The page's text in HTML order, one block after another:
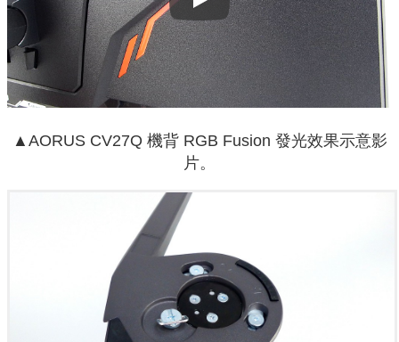
Play
▲AORUS CV27Q 機背 RGB Fusion 發光效果示意影
片。